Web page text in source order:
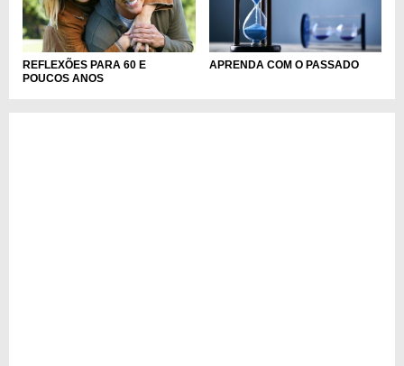
REFLEXÕES PARA 60 E
POUCOS ANOS
APRENDA COM O PASSADO